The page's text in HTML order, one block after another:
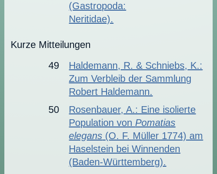
(Gastropoda:
Neritidae).
Kurze Mitteilungen
49
Haldemann, R. & Schniebs, K.:
Zum Verbleib der Sammlung
Robert Haldemann.
50
Rosenbauer, A.: Eine isolierte
Population von Pomatias
elegans (O. F. Müller 1774) am
Haselstein bei Winnenden
(Baden-Württemberg).